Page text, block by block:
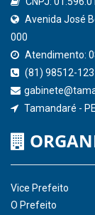
QEdu
Consultar
Receber
Hora:09:12/
de 2026